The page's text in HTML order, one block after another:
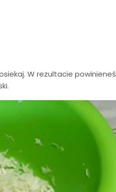
W rezultacie powinieneś